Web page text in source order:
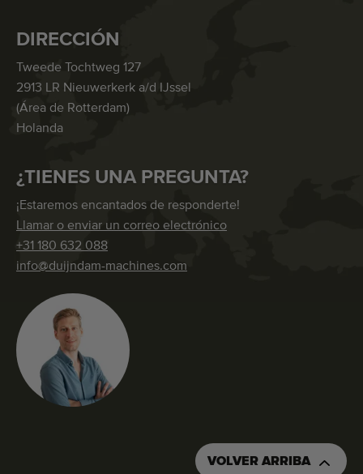
DIRECCIÓN
Tweede Tochtweg 127
2913 LR Nieuwerkerk a/d IJssel
(Área de Rotterdam)
Holanda
¿TIENES UNA PREGUNTA?
¡Estaremos encantados de responderte!
Llamar o enviar un correo electrónico
+31 180 632 088
info@duijndam-machines.com
VOLVER ARRIBA